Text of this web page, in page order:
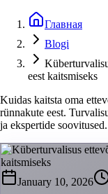
Главная
Blogi
eest kaitsmiseks
Kuidas kaitsta oma
rünnakute eest.
ja ekspertide soovitused.
January 10, 2026